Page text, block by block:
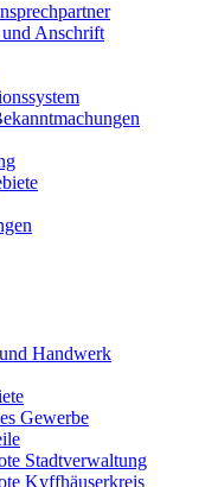
und Anschrift
Handwerk
Gewerbe
Stadtverwaltung
Kyffhäuserkreis